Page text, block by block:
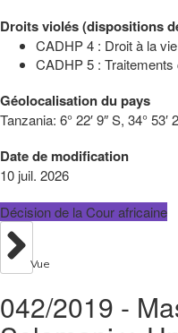
Droits violés (dispositions
CADHP 4 : Droit à la
CADHP 5 :
Géolocalisation du pays
Tanzania: 6° 22′ 9″ S, 34° 53′
Date de modification
10 juil. 2026
Décision de la Cour africaine
Vue
042/2019 -